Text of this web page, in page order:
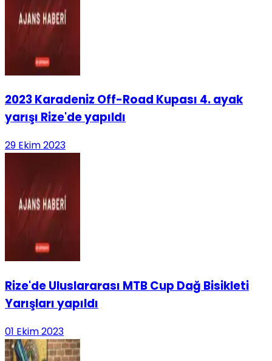
2023 Karadeniz Off-Road Kupası 4. ayak
yarışı Rize'de yapıldı
29 Ekim 2023
Rize'de Uluslararası MTB Cup Dağ Bisikleti
Yarışları yapıldı
01 Ekim 2023